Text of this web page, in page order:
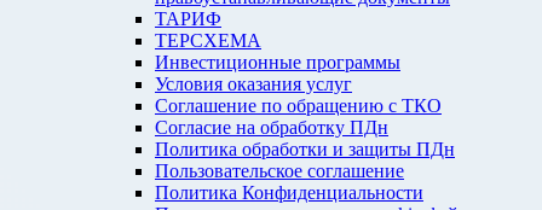
ТАРИФ
ТЕРСХЕМА
Инвестиционные программы
Условия оказания услуг
Соглашение по обращению с ТКО
Согласие на обработку ПДн
Политика обработки и защиты ПДн
Пользовательское соглашение
Политика Конфиденциальности